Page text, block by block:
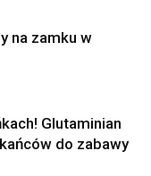
na zamku w
Glutaminian
do zabawy